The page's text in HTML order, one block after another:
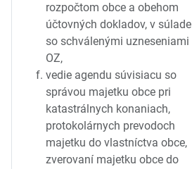
rozpočtom obce a obehom
účtovných dokladov, v súlade
so schválenými uzneseniami
OZ,
vedie agendu súvisiacu so
správou majetku obce pri
katastrálnych konaniach,
protokolárnych prevodoch
majetku do vlastníctva obce,
zverovaní majetku obce do